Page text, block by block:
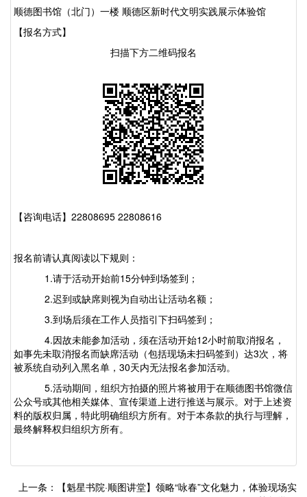
顺德图书馆 （北门） 一楼 顺德区新时代文明实践展示体验馆
【报名方式】
扫描下方二维码报名
【咨询电话】 22808695 22808616
报名前请认真阅读以下规则：
1.请于活动开始前15分钟到场签到；
2.迟到或缺席则视为自动出让活动名额；
3.到场后须在工作人员指引下扫码签到；
4.因故未能参加活动，须在活动开始12小时前取消报名，
如事先未取消报名而缺席活动（包括现场未扫码签到）达3次，将
被系统自动列入黑名单，30天内无法报名参加活动。
5.活动期间，组织方拍摄的照片将被用于在顺德图书馆微信
公众号或其他相关媒体、宣传渠道上进行推送与展示。对于上述资
料的版权归属，特此明确组织方所有。对于本条款的执行与理解，
最终解释权归组织方所有。
上一条：【魁星书院·顺图讲堂】领略“咏春”文化魅力，体验现场实